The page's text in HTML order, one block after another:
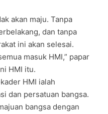
akan maju. Tanpa
dan tanpa
ini akan selesai.
masuk HMI,” papar
HMI itu.
HMI ialah
dan persatuan bangsa.
bangsa dengan